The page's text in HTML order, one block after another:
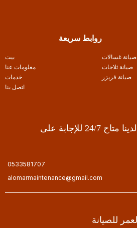
روابط سريعة
بيت
معلومات عنا
خدمات
اتصل بنا
صيانة غسالات
صيانة ثلاجات
صيانة فريزر
فريق الدعم والمبيعات لدينا متاح 24/7 للإجابة على
0533581707
alomarmaintenance@gmail.com